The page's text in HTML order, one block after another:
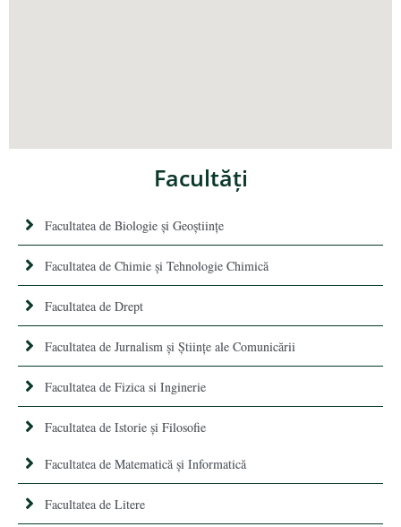
Facultăţi
Facultatea de Biologie și Geoștiințe
Facultatea de Chimie şi Tehnologie Chimică
Facultatea de Drept
Facultatea de Jurnalism şi Ştiinţe ale Comunicării
Facultatea de Fizica si Inginerie
Facultatea de Istorie şi Filosofie
Facultatea de Matematică şi Informatică
Facultatea de Litere